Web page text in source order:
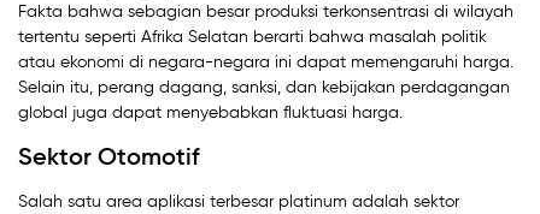
Fakta bahwa sebagian besar produksi terkonsentrasi di wilayah
tertentu seperti Afrika Selatan berarti bahwa masalah politik
atau ekonomi di negara-negara ini dapat memengaruhi harga.
Selain itu, perang dagang, sanksi, dan kebijakan perdagangan
global juga dapat menyebabkan fluktuasi harga.
Sektor Otomotif
Salah satu area aplikasi terbesar platinum adalah sektor